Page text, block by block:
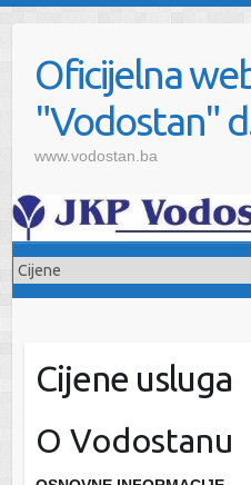
Oficijelna
"Vodostan"
www.vodostan.ba
Cijene usluga
O Vodostanu